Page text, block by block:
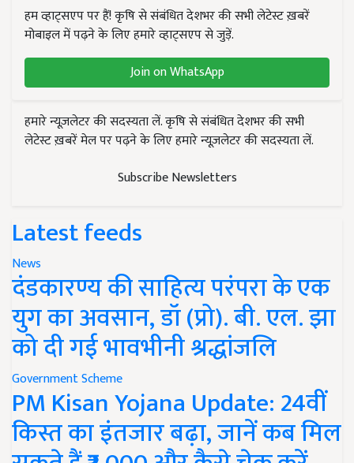
हम व्हाट्सएप पर हैं! कृषि से संबंधित देशभर की सभी लेटेस्ट ख़बरें
मोबाइल में पढ़ने के लिए हमारे व्हाट्सएप से जुड़ें.
Join on WhatsApp
हमारे न्यूज़लेटर की सदस्यता लें. कृषि से संबंधित देशभर की सभी
लेटेस्ट ख़बरें मेल पर पढ़ने के लिए हमारे न्यूज़लेटर की सदस्यता लें.
Subscribe Newsletters
Latest feeds
News
दंडकारण्य की साहित्य परंपरा के एक
युग का अवसान, डॉ (प्रो). बी. एल. झा
को दी गई भावभीनी श्रद्धांजलि
Government Scheme
PM Kisan Yojana Update: 24वीं
किस्त का इंतजार बढ़ा, जानें कब मिल